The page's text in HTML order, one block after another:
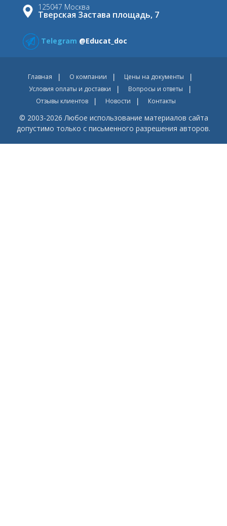
125047 Москва
Тверская Застава площадь, 7
Telegram @Educat_doc
Главная О компании
Цены на документы
Условия оплаты и доставки
Вопросы и ответы
Отзывы клиентов
Новости Контакты
© 2003-2026 Любое использование материалов сайта
допустимо только с письменного разрешения авторов.